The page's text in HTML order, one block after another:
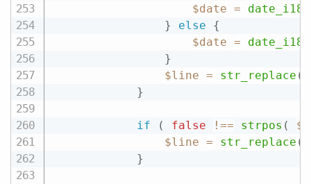
$date = date_i18n
}
else
{
$date = date_i18n
}
$line = str_replace (
}
if ( false !== strpos (
$line = str_replace (
}